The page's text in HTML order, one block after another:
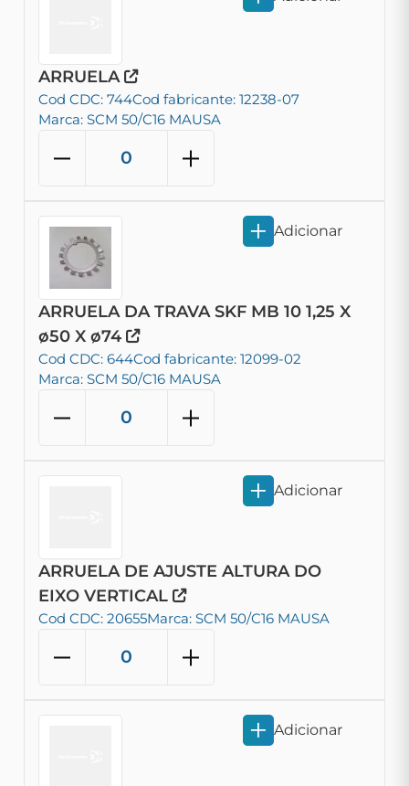
ARRUELA
Cod CDC: 744Cod fabricante: 12238-07
Marca: SCM 50/C16 MAUSA
ARRUELA DA TRAVA SKF MB 10 1,25 X
ø50 X ø74
Cod CDC: 644Cod fabricante: 12099-02
Marca: SCM 50/C16 MAUSA
Adicionar
ARRUELA DE AJUSTE ALTURA DO
EIXO VERTICAL
Cod CDC: 20655Marca: SCM 50/C16 MAUSA
Adicionar
Adicionar